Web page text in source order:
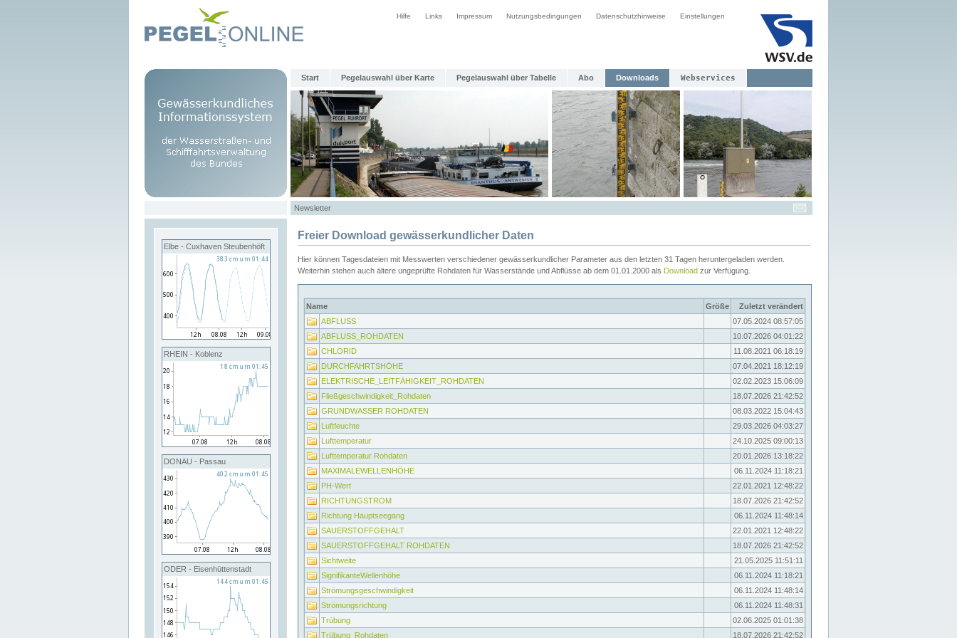
Hilfe Links Impressum Nutzungsbedingungen Datenschutzhinweise Einstellungen
Start Pegelauswahl über Karte Pegelauswahl über Tabelle Abo Downloads Webservices
Newsletter
Elbe - Cuxhaven Steubenhöft
RHEIN - Koblenz
DONAU - Passau
ODER - Eisenhüttenstadt
Freier Download gewässerkundlicher Daten
Hier können Tagesdateien mit Messwerten verschiedener gewässerkundlicher Parameter aus den letzten 31 Tagen heruntergeladen werden.
Weiterhin stehen auch ältere ungeprüfte Rohdaten für Wasserstände und Abflüsse ab dem 01.01.2000 als Download zur Verfügung.
Name Größe
Zuletzt verändert
ABFLUSS
07.05.2024 08:57:05
ABFLUSS_ROHDATEN
10.07.2026 04:01:22
CHLORID
11.08.2021 06:18:19
DURCHFAHRTSHÖHE
07.04.2021 18:12:19
ELEKTRISCHE_LEITFÄHIGKEIT_ROHDATEN
02.02.2023 15:06:09
Fließgeschwindigkeit_Rohdaten
18.07.2026 21:42:52
GRUNDWASSER ROHDATEN
08.03.2022 15:04:43
Luftfeuchte
29.03.2026 04:03:27
Lufttemperatur
24.10.2025 09:00:13
Lufttemperatur Rohdaten
20.01.2026 13:18:22
MAXIMALEWELLENHÖHE
06.11.2024 11:18:21
PH-Wert
22.01.2021 12:48:22
RICHTUNGSTROM
18.07.2026 21:42:52
Richtung Hauptseegang
06.11.2024 11:48:14
SAUERSTOFFGEHALT
22.01.2021 12:48:22
SAUERSTOFFGEHALT ROHDATEN
18.07.2026 21:42:52
Sichtweite
21.05.2025 11:51:11
SignifikanteWellenhöhe
06.11.2024 11:18:21
Strömungsgeschwindigkeit
06.11.2024 11:48:14
Strömungsrichtung
06.11.2024 11:48:31
Trübung
02.06.2025 01:01:38
Trübung_Rohdaten
18.07.2026 21:42:52